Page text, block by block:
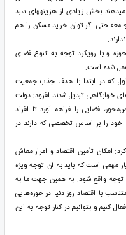
میدهند بخش زیادی از هزینههای سبد
حتی اگر توان خرید مسکن را هم
و با رویکرد توجه به تنوع فضای
شده است.
که در ابتدا با هدف جذب جمعیت
خوابگاهی تبدیل شدند افزود: دولت
فضایی را فراهم آورد تا افراد
خود را بر اساس تخصصی که دارند در
امکان تأمین اقتصاد و امرار معاش
مهمی است که باید به آن توجه ویژه
توجه واقع شود. به همین جهت ما به
با اقتصاد روز دنیا در حوزه‌هایی
کنیم و بتوانیم در کنار توجه به این